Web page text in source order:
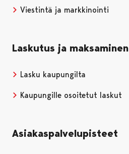
Viestintä ja markkinointi
Laskutus ja maksaminen
Lasku kaupungilta
Kaupungille osoitetut laskut
Asiakaspalvelupisteet